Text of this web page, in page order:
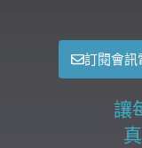
訂閱會訊
讓